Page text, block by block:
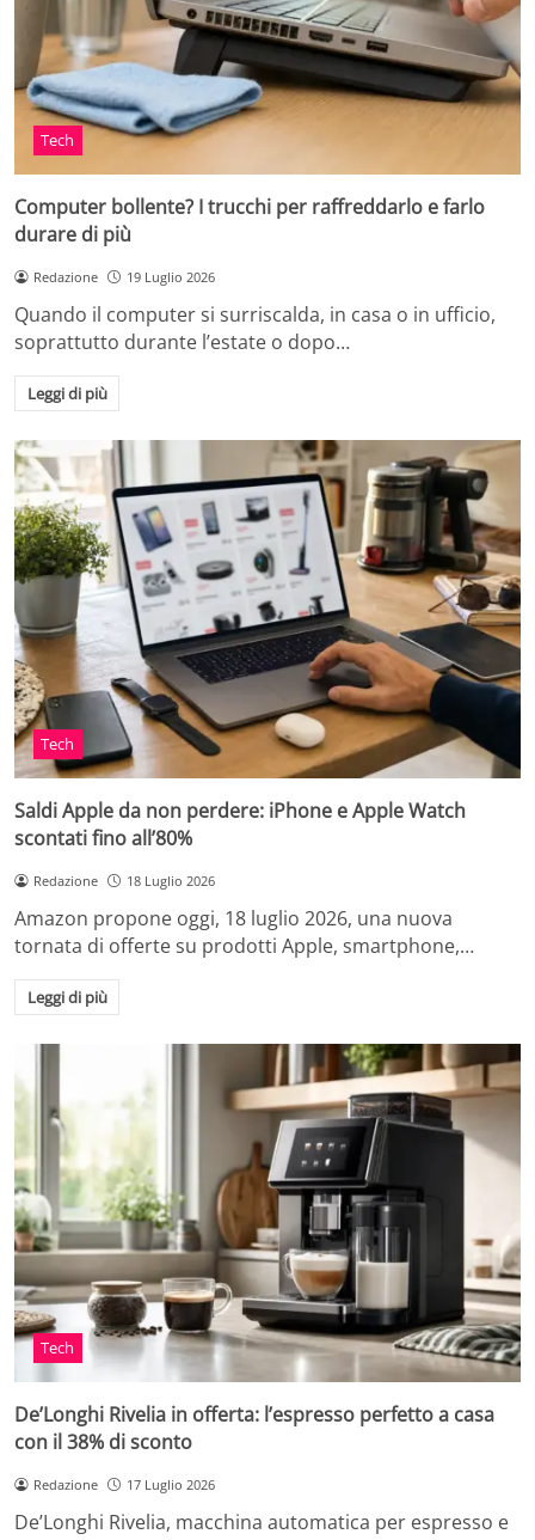
Tech
Computer bollente? I trucchi per raffreddarlo e farlo
durare di più
Redazione 19 Luglio 2026
Quando il computer si surriscalda, in casa o in ufficio,
soprattutto durante l’estate o dopo…
Leggi di più
Tech
Saldi Apple da non perdere: iPhone e Apple Watch
scontati fino all’80%
Redazione 18 Luglio 2026
Amazon propone oggi, 18 luglio 2026, una nuova
tornata di offerte su prodotti Apple, smartphone,…
Leggi di più
Tech
De’Longhi Rivelia in offerta: l’espresso perfetto a casa
con il 38% di sconto
Redazione 17 Luglio 2026
De’Longhi Rivelia, macchina automatica per espresso e